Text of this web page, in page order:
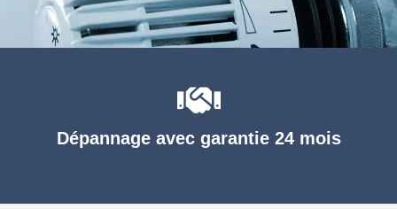
Dépannage avec garantie 24 mois